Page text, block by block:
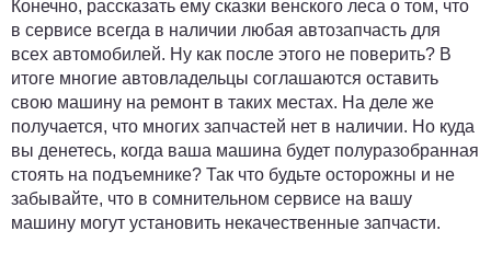
Конечно, рассказать ему сказки венского леса о том, что
в сервисе всегда в наличии любая автозапчасть для
всех автомобилей. Ну как после этого не поверить? В
итоге многие автовладельцы соглашаются оставить
свою машину на ремонт в таких местах. На деле же
получается, что многих запчастей нет в наличии. Но куда
вы денетесь, когда ваша машина будет полуразобранная
стоять на подъемнике? Так что будьте осторожны и не
забывайте, что в сомнительном сервисе на вашу
машину могут установить некачественные запчасти.